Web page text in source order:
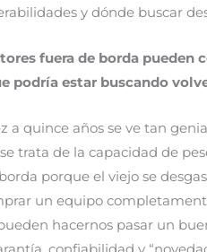
y dónde buscar
fuera de borda pueden
podría estar buscando
a quince años se ve tan
trata de la capacidad de
porque el viejo se
un equipo
hacernos pasar un